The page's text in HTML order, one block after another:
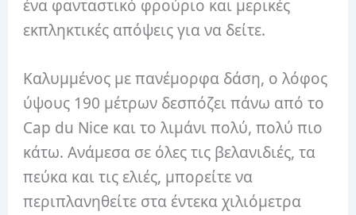
ένα φανταστικό φρούριο και μερικές
εκπληκτικές απόψεις για να δείτε.
Καλυμμένος με πανέμορφα δάση, ο λόφος
ύψους 190 μέτρων δεσπόζει πάνω από το
Cap du Nice και το λιμάνι πολύ, πολύ πιο
κάτω. Ανάμεσα σε όλες τις βελανιδιές, τα
πεύκα και τις ελιές, μπορείτε να
περιπλανηθείτε στα έντεκα χιλιόμετρα